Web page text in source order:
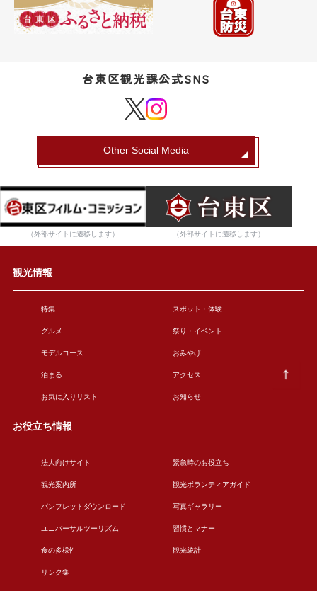
台東区観光課公式SNS
Other Social Media
（外部サイトに遷移します） （外部サイトに遷移します）
観光情報
特集 スポット・体験
グルメ 祭り・イベント
モデルコース おみやげ
泊まる アクセス
お気に入りリスト お知らせ
お役立ち情報
法人向けサイト 緊急時のお役立ち
観光案内所 観光ボランティアガイド
パンフレットダウンロード 写真ギャラリー
ユニバーサルツーリズム 習慣とマナー
食の多様性 観光統計
リンク集